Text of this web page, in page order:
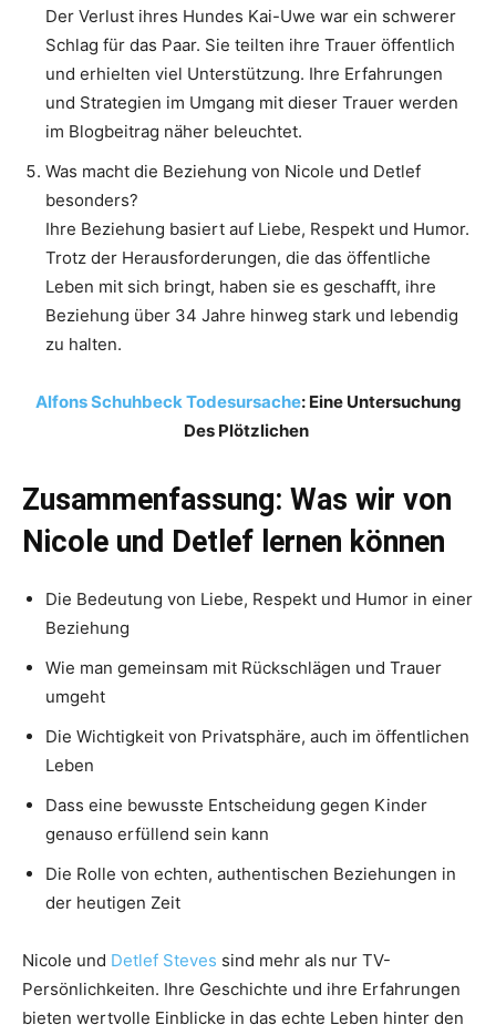
Der Verlust ihres Hundes Kai-Uwe war ein schwerer
Schlag für das Paar. Sie teilten ihre Trauer öffentlich
und erhielten viel Unterstützung. Ihre Erfahrungen
und Strategien im Umgang mit dieser Trauer werden
im Blogbeitrag näher beleuchtet.
Was macht die Beziehung von Nicole und Detlef
besonders?
Ihre Beziehung basiert auf Liebe, Respekt und Humor.
Trotz der Herausforderungen, die das öffentliche
Leben mit sich bringt, haben sie es geschafft, ihre
Beziehung über 34 Jahre hinweg stark und lebendig
zu halten.
Alfons Schuhbeck Todesursache: Eine Untersuchung
Des Plötzlichen
Zusammenfassung: Was wir von
Nicole und Detlef lernen können
Die Bedeutung von Liebe, Respekt und Humor in einer
Beziehung
Wie man gemeinsam mit Rückschlägen und Trauer
umgeht
Die Wichtigkeit von Privatsphäre, auch im öffentlichen
Leben
Dass eine bewusste Entscheidung gegen Kinder
genauso erfüllend sein kann
Die Rolle von echten, authentischen Beziehungen in
der heutigen Zeit
Nicole und Detlef Steves sind mehr als nur TV-
Persönlichkeiten. Ihre Geschichte und ihre Erfahrungen
bieten wertvolle Einblicke in das echte Leben hinter den